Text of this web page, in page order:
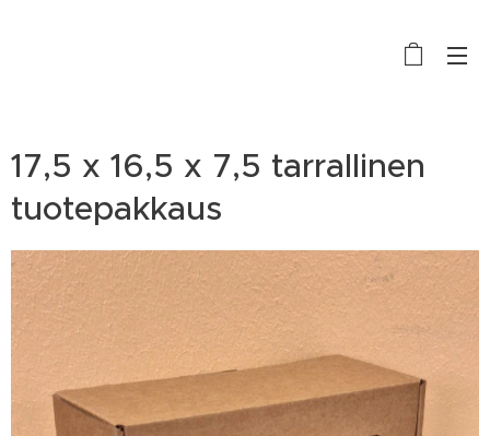
17,5 x 16,5 x 7,5 tarrallinen
tuotepakkaus